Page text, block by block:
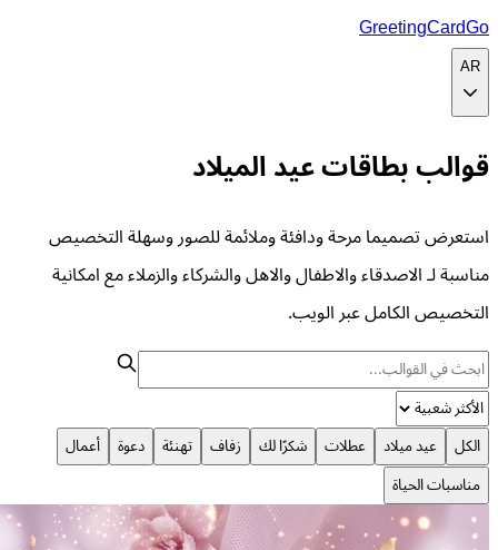
GreetingCardGo
AR
قوالب بطاقات عيد الميلاد
استعرض تصميما مرحة ودافئة وملائمة للصور وسهلة التخصيص
مناسبة لـ الاصدقاء والاطفال والاهل والشركاء والزملاء مع امكانية
التخصيص الكامل عبر الويب.
الكل عيد ميلاد عطلات شكرًا لك زفاف تهنئة دعوة أعمال
مناسبات الحياة